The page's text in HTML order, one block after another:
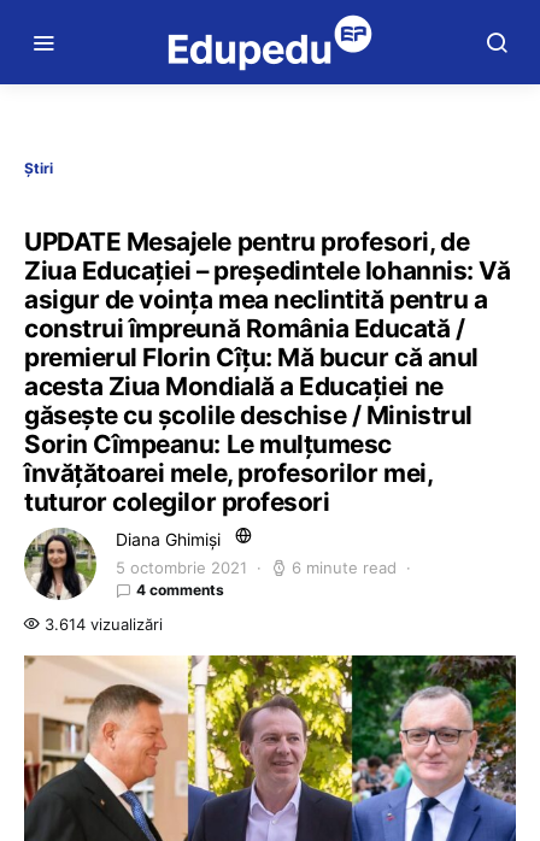
Știri
UPDATE Mesajele pentru profesori, de
Ziua Educației – președintele Iohannis: Vă
asigur de voința mea neclintită pentru a
construi împreună România Educată /
premierul Florin Cîțu: Mă bucur că anul
acesta Ziua Mondială a Educației ne
găsește cu școlile deschise / Ministrul
Sorin Cîmpeanu: Le mulțumesc
învățătoarei mele, profesorilor mei,
tuturor colegilor profesori
Diana Ghimiși
5 octombrie 2021 6 minute read
4 comments
3.614 vizualizări